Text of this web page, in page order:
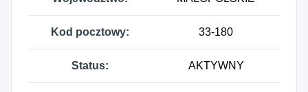
Kod pocztowy: 33-180
Status: AKTYWNY